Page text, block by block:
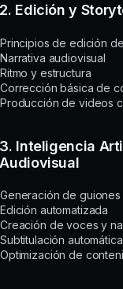
2. Edición y
Principios de edición
Narrativa audiovisual
Ritmo y estructura
Corrección básica de
Producción de videos
3. Inteligencia
Audiovisual
Generación de guiones
Edición automatizada
Creación de voces y
Subtitulación automática
Optimización de